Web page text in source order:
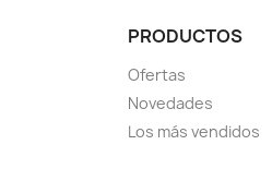
PRODUCTOS
Ofertas
Novedades
Los más vendidos